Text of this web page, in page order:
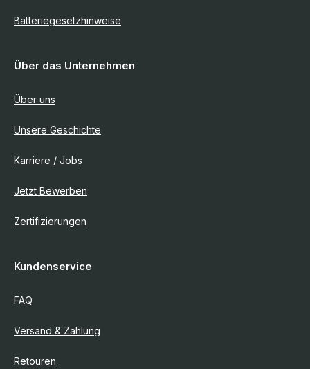
Batteriegesetzhinweise
Über das Unternehmen
Über uns
Unsere Geschichte
Karriere / Jobs
Jetzt Bewerben
Zertifizierungen
Kundenservice
FAQ
Versand & Zahlung
Retouren